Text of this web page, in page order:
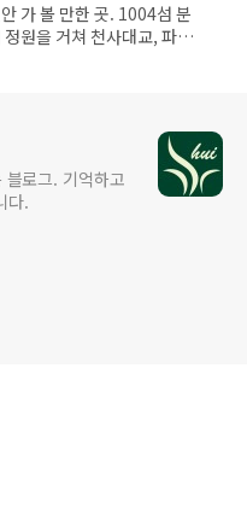
가 볼 만한 곳. 1004섬 분
정원을 거쳐 천사대교, 파마
로그. 기억하고
다.